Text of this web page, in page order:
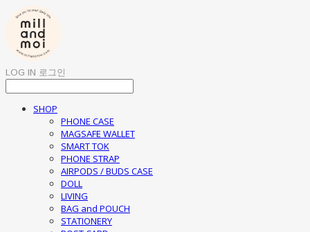
LOG IN 로그인
SHOP
PHONE CASE
MAGSAFE WALLET
SMART TOK
PHONE STRAP
AIRPODS / BUDS CASE
DOLL
LIVING
BAG and POUCH
STATIONERY